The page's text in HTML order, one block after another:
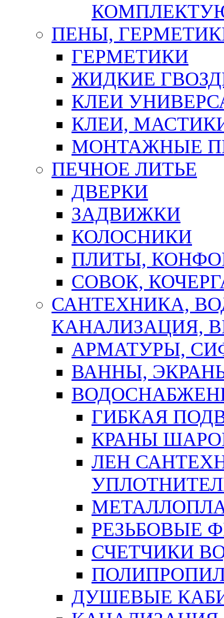
ПЕНЫ,
ГЕРМЕТИКИ
ЖИДКИЕ
КЛЕИ
КЛЕИ,
МОНТАЖНЫЕ
ПЕЧНОЕ ЛИТЬЕ
ДВЕРКИ
ЗАДВИЖКИ
КОЛОСНИКИ
ПЛИТЫ,
СОВОК,
САНТЕХНИКА,
КАНАЛИЗАЦИЯ,
АРМАТУРЫ,
ВАННЫ,
ГИБКАЯ
КРАНЫ
ЛЕН
РЕЗЬБОВЫЕ
СЧЕТЧИКИ
ДУШЕВЫЕ